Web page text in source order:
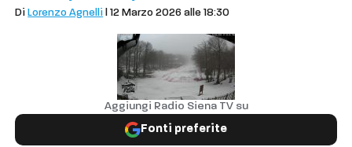
Di Lorenzo Agnelli | 12 Marzo 2026 alle 18:30
Aggiungi Radio Siena TV su
Fonti preferite